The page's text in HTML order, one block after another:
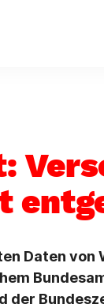
Daten
der